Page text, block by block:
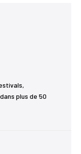
plus de 50